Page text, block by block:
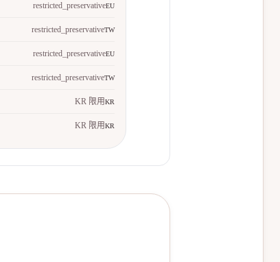
restricted_preservativeEU
restricted_preservativeTW
restricted_preservativeEU
restricted_preservativeTW
KR 限用KR
KR 限用KR